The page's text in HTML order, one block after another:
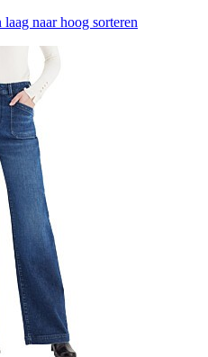
laag naar hoog sorteren